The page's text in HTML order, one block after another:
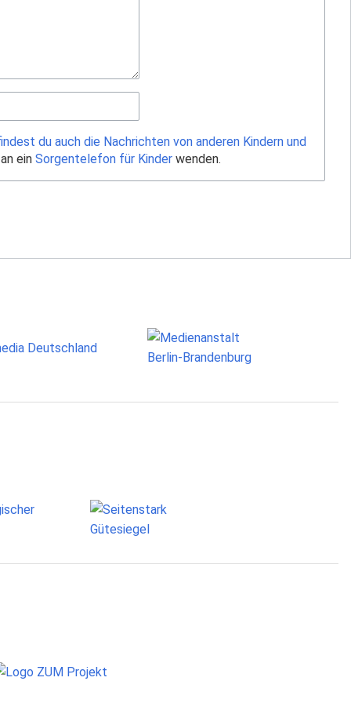
du auch die Nachrichten von anderen Kindern und
ein Sorgentelefon für Kinder wenden.